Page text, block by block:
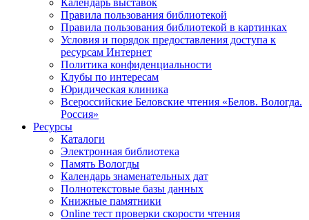
Календарь выставок
Правила пользования библиотекой
Правила пользования библиотекой в картинках
Условия и порядок предоставления доступа к
ресурсам Интернет
Политика конфиденциальности
Клубы по интересам
Юридическая клиника
Всероссийские Беловские чтения «Белов. Вологда.
Россия»
Ресурсы
Каталоги
Электронная библиотека
Память Вологды
Календарь знаменательных дат
Полнотекстовые базы данных
Книжные памятники
Online тест проверки скорости чтения